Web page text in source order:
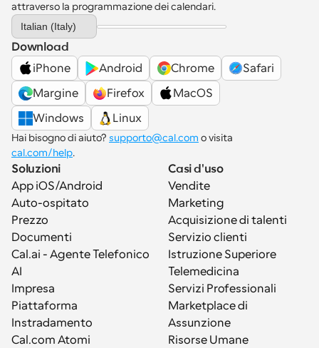
attraverso la programmazione dei calendari.
Select Language
Italian (Italy)
Download
iPhone
Android Chrome
Safari
Margine
Firefox
MacOS
Windows
Linux
Hai bisogno di aiuto? supporto@cal.com
cal.com/help.
Soluzioni
App iOS/Android
Auto-ospitato
Prezzo
Documenti
Cal.ai - Agente Telefonico
AI
Impresa
Piattaforma
Instradamento
Cal.com Atomi
Casi d'uso
Vendite
Marketing
Acquisizione di talenti
Servizio clienti
Istruzione Superiore
Telemedicina
Servizi Professionali
Marketplace di
Assunzione
Risorse Umane